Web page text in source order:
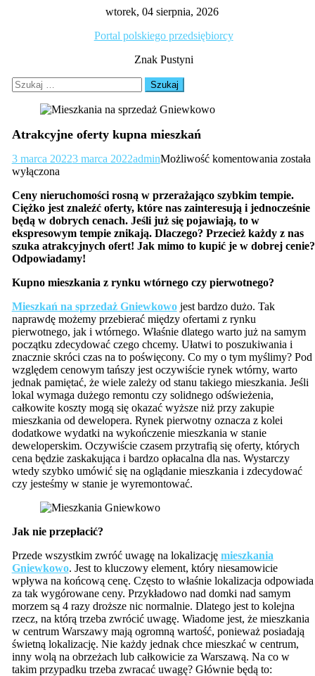
wtorek, 04 sierpnia, 2026
Portal polskiego przedsiębiorcy
Znak Pustyni
Szukaj:
Atrakcyjne oferty kupna mieszkań
3 marca 20223 marca 2022adminMożliwość komentowania została
wyłączona
Ceny nieruchomości rosną w przerażająco szybkim tempie.
Ciężko jest znaleźć oferty, które nas zainteresują i jednocześnie
będą w dobrych cenach. Jeśli już się pojawiają, to w
ekspresowym tempie znikają. Dlaczego? Przecież każdy z nas
szuka atrakcyjnych ofert! Jak mimo to kupić je w dobrej cenie?
Odpowiadamy!
Kupno mieszkania z rynku wtórnego czy pierwotnego?
Mieszkań na sprzedaż Gniewkowojest bardzo dużo. Tak
naprawdę możemy przebierać między ofertami z rynku
pierwotnego, jak i wtórnego. Właśnie dlatego warto już na samym
początku zdecydować czego chcemy. Ułatwi to poszukiwania i
znacznie skróci czas na to poświęcony. Co my o tym myślimy? Pod
względem cenowym tańszy jest oczywiście rynek wtórny, warto
jednak pamiętać, że wiele zależy od stanu takiego mieszkania. Jeśli
lokal wymaga dużego remontu czy solidnego odświeżenia,
całkowite koszty mogą się okazać wyższe niż przy zakupie
mieszkania od dewelopera. Rynek pierwotny oznacza z kolei
dodatkowe wydatki na wykończenie mieszkania w stanie
deweloperskim. Oczywiście czasem przytrafią się oferty, których
cena będzie zaskakująca i bardzo opłacalna dla nas. Wystarczy
wtedy szybko umówić się na oglądanie mieszkania i zdecydować
czy jesteśmy w stanie je wyremontować.
Jak nie przepłacić?
Przede wszystkim zwróć uwagę na lokalizację mieszkania
Gniewkowo. Jest to kluczowy element, który niesamowicie
wpływa na końcową cenę. Często to właśnie lokalizacja odpowiada
za tak wygórowane ceny. Przykładowo nad domki nad samym
morzem są 4 razy droższe nic normalnie. Dlatego jest to kolejna
rzecz, na którą trzeba zwrócić uwagę. Wiadome jest, że mieszkania
w centrum Warszawy mają ogromną wartość, ponieważ posiadają
świetną lokalizację. Nie każdy jednak chce mieszkać w centrum,
inny wolą na obrzeżach lub całkowicie za Warszawą. Na co w
takim przypadku trzeba zwracać uwagę? Głównie będą to: